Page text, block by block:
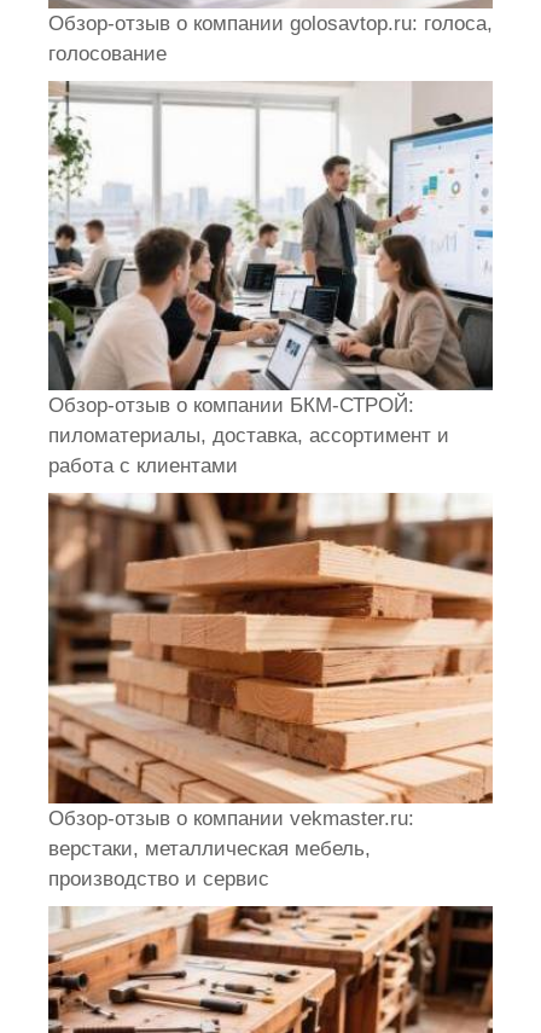
Обзор-отзыв о компании golosavtop.ru: голоса,
голосование
Обзор-отзыв о компании БКМ-СТРОЙ:
пиломатериалы, доставка, ассортимент и
работа с клиентами
Обзор-отзыв о компании vekmaster.ru:
верстаки, металлическая мебель,
производство и сервис